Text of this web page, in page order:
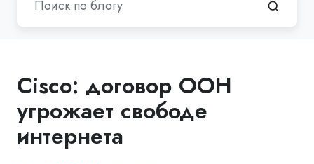
Cisco: договор ООН
угрожает свободе
интернета